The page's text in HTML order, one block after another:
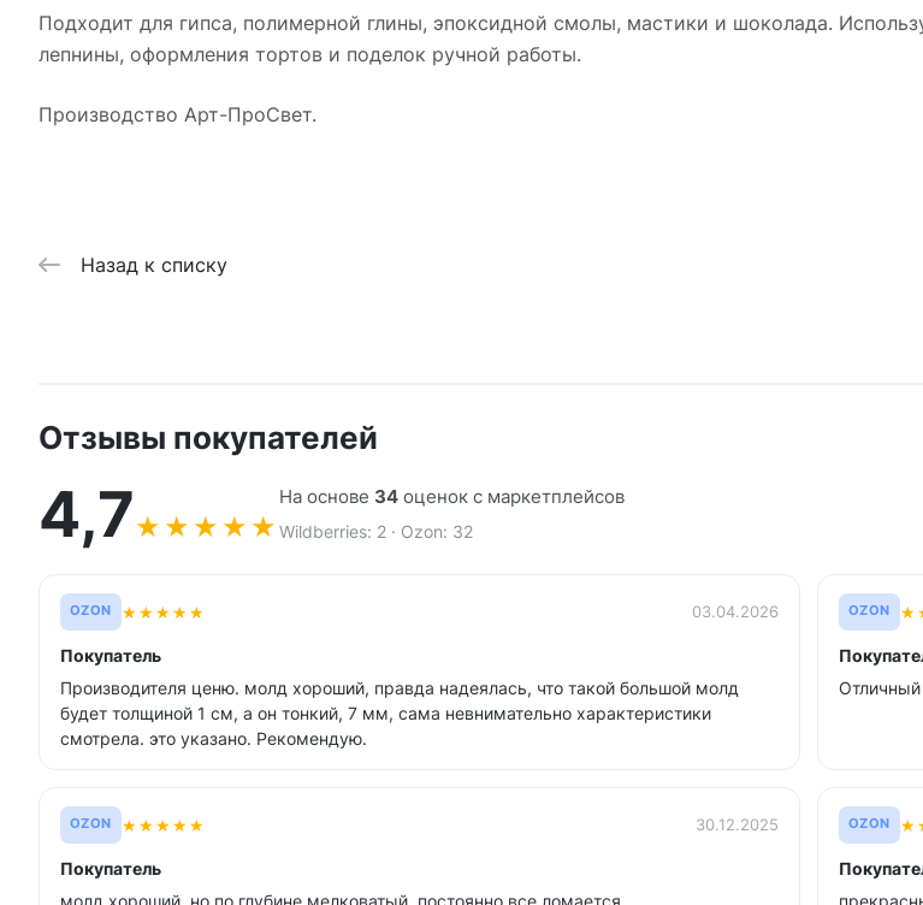
Подходит для гипса, полимерной глины, эпоксидной смолы, мастики и шоколада.
лепнины, оформления тортов и поделок ручной работы.
Производство Арт-ПроСвет.
Назад к списку
Отзывы покупателей
4,7★ ★ ★ ★ ★
На основе 34 оценок с маркетплейсов
Wildberries: 2 · Ozon: 32
OZON ★★★★★ 03.04.2026
Покупатель
Производителя ценю. молд хороший, правда надеялась, что такой большой молд
будет толщиной 1 см, а он тонкий, 7 мм, сама невнимательно характеристики
смотрела. это указано. Рекомендую.
OZON ★
OZON ★★★★★ 30.12.2025
Покупатель
молд хороший, но по глубине мелковатый, постоянно все ломается
OZON ★